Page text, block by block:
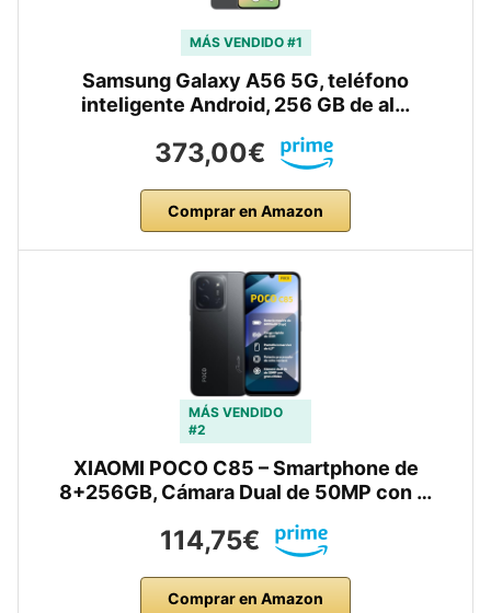
MÁS VENDIDO #1
Samsung Galaxy A56 5G, teléfono
inteligente Android, 256 GB de al…
373,00€
Comprar en Amazon
MÁS VENDIDO
#2
XIAOMI POCO C85 – Smartphone de
8+256GB, Cámara Dual de 50MP con …
114,75€
Comprar en Amazon